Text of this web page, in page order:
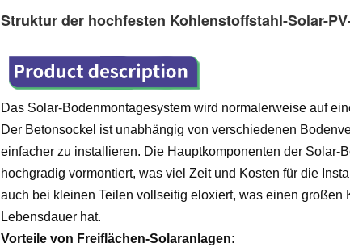
Struktur der hochfesten Kohlenstoffstahl-Solar-
Das Solar-Bodenmontagesystem wird normalerweise auf
Der Betonsockel ist unabhängig von verschiedenen
einfacher zu installieren. Die Hauptkomponenten der Solar-
hochgradig vormontiert, was viel Zeit und Kosten für die
auch bei kleinen Teilen vollseitig eloxiert, was einen großen
Lebensdauer hat.
Vorteile von Freiflächen-Solaranlagen: